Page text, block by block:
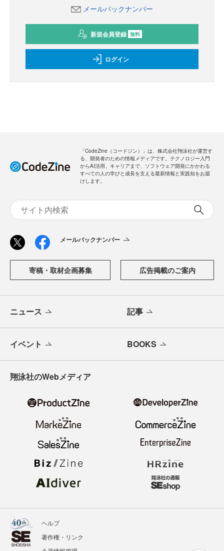
メールバックナンバー
新規会員登録 無料
ログイン
「CodeZine（コードジン）」は、株式会社翔泳社が運営す
る、開発者のための情報メディアです。テクノロジー入門
からAI活用、キャリアまで、ソフトウェア開発にかかわる
すべての人の学びと成長を支える最新情報と実践知をお届
けします。
メールバックナンバー
寄稿・取材企画募集 広告掲載のご案内
ニュース 記事
イベント BOOKS
翔泳社のWebメディア
ヘルプ
著作権・リンク